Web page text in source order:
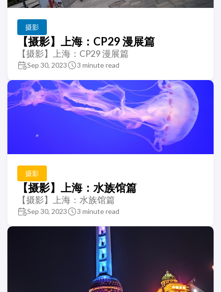
摄影
【摄影】上海：CP29 漫展篇
【摄影】上海：CP29 漫展篇
Sep 30, 2023 3 minute read
摄影
【摄影】上海：水族馆篇
【摄影】上海：水族馆篇
Sep 30, 2023 3 minute read